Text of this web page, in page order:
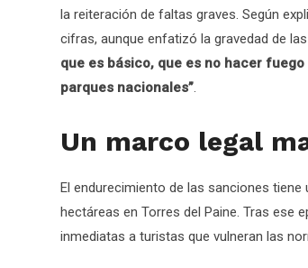
la reiteración de faltas graves. Según
cifras, aunque enfatizó la gravedad de
que es básico, que es no hacer
parques nacionales”.
Un marco legal
El endurecimiento de las sanciones
hectáreas en Torres del Paine. Tras ese
inmediatas a turistas que vulneran las